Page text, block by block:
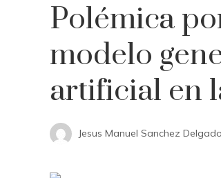
Polémica
modelo
artificial en
Jesus Manuel Sanchez Delgado